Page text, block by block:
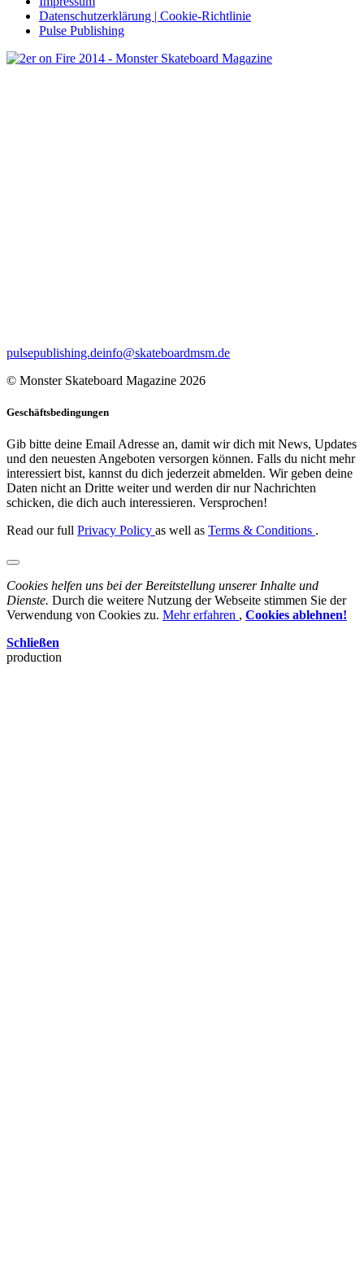
Datenschutzerklärung | Cookie-Richtlinie
Pulse Publishing
pulsepublishing.deinfo@skateboardmsm.de
© Monster Skateboard Magazine 2026
Geschäftsbedingungen
Gib bitte deine Email Adresse an, damit wir dich mit News, Updates
und den neuesten Angeboten versorgen können. Falls du nicht mehr
interessiert bist, kannst du dich jederzeit abmelden. Wir geben deine
Daten nicht an Dritte weiter und werden dir nur Nachrichten
schicken, die dich auch interessieren. Versprochen!
Read our full Privacy Policy as well as Terms & Conditions .
Cookies helfen uns bei der Bereitstellung unserer Inhalte und
Dienste. Durch die weitere Nutzung der Webseite stimmen Sie der
Verwendung von Cookies zu. Mehr erfahren , Cookies ablehnen!
Schließen
production